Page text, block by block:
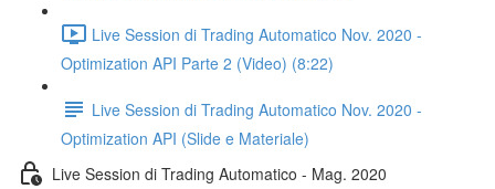
Live Session di Trading Automatico Nov. 2020 -
Optimization API Parte 2 (Video) (8:22)
Live Session di Trading Automatico Nov. 2020 -
Optimization API (Slide e Materiale)
Live Session di Trading Automatico - Mag. 2020